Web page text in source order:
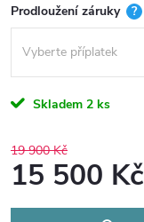
Prodloužení záruky ?
Skladem 2 ks
19 900 Kč
15 500 Kč